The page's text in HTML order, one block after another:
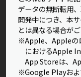
データの無断転用
開発中につき、本
とは異なる場合がご
※Apple、Appleの
におけるApple
App Storeは、
※Google Playおよ